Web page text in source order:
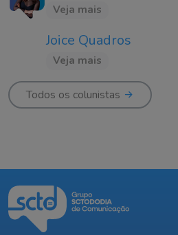
Veja mais
Joice Quadros
Veja mais
Todos os colunistas